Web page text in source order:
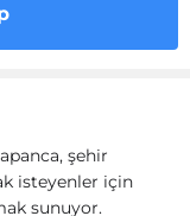
şehir
isteyenler için
sunuyor.